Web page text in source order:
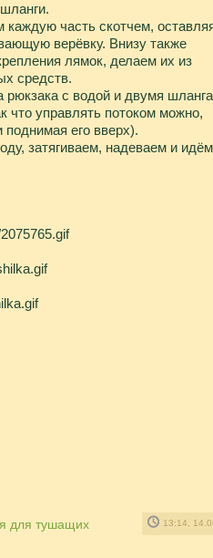
часть скотчем,
верёвку. Внизу также
лямок, делаем их из
средств.
рюкзака с водой и двумя
что управлять потоком можно,
его вверх).
затягиваем, надеваем и идём
для тушащих
13:14,